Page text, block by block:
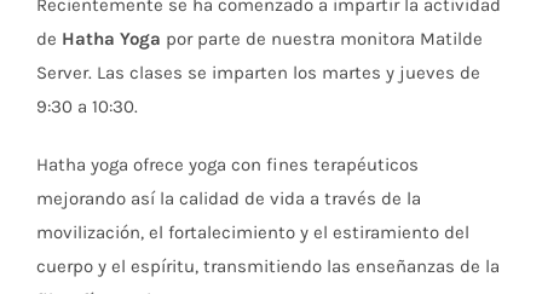
Recientemente se ha comenzado a impartir la actividad
de Hatha Yoga por parte de nuestra monitora Matilde
Server. Las clases se imparten los martes y jueves de
9:30 a 10:30.
Hatha yoga ofrece yoga con fines terapéuticos
mejorando así la calidad de vida a través de la
movilización, el fortalecimiento y el estiramiento del
cuerpo y el espíritu, transmitiendo las enseñanzas de la